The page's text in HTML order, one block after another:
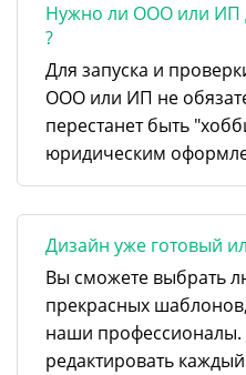
Нужно ли ООО или ИП
?
Для запуска и
ООО или ИП не
перестанет быть
юридическим
Дизайн уже готовый
Вы сможете выбрать
прекрасных
наши
редактировать